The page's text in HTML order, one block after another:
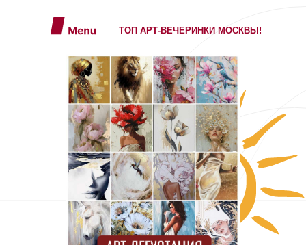
ТОП АРТ-ВЕЧЕРИНКИ МОСКВЫ!